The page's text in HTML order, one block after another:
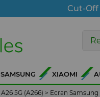
Cut-Off
SAMSUNG XIAOMI
A26 5G (A266) > Ecran Samsung